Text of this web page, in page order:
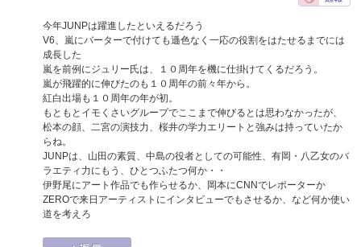
今年JUNPは躍進したといえるだろう
V6、嵐にバーターで付けても遜色なく一応の役割をはたせるまでには
成長した
嵐を前例にジュリー氏は、１０周年を機に仕掛けてくるだろう。
嵐が飛躍的に伸びたのも１０周年の前々年から。
紅白出場も１０周年の年が初。
もともとイモくさいグループでここまで伸びるとは思わなかったが、
松本の顔、二宮の演技力、桜井の学力エリートと強みは持っていたか
らね。
JUNPは、山田の素質、中島の役者としての可能性、有岡・八乙女のバ
ラエティ力にもう、ひとつふたつ何か・・
伊野尾にアート作品でも作らせるか、岡本にCNNでレポーターか
ZEROで来日アーティストにインタビューでもさせるか、など何か使い
道を考えろ